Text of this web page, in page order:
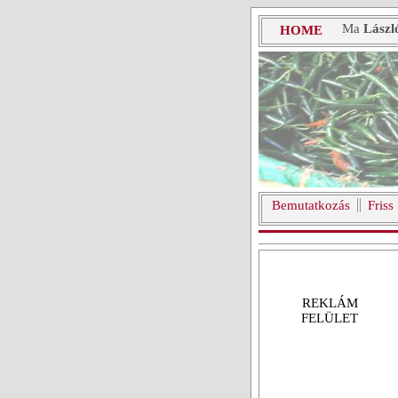
HOME Ma
Bemutatkozás Friss
REKLÁM
FELÜLET